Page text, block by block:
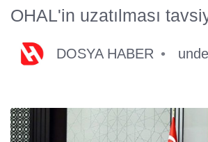
OHAL'in uzatılması
DOSYA HABER